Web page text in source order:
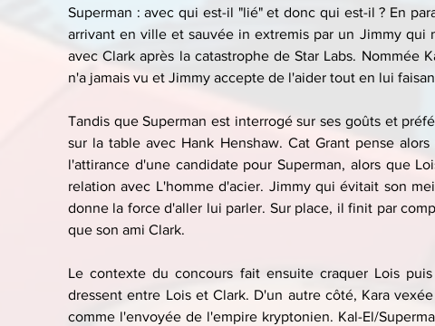
Superman : avec qui est-il "lié" et donc qui est-il ? En
arrivant en ville et sauvée in extremis par un Jimmy qui
avec Clark après la catastrophe de Star Labs. Nommée
n'a jamais vu et Jimmy accepte de l'aider tout en lui
Tandis que Superman est interrogé sur ses goûts et
sur la table avec Hank Henshaw. Cat Grant pense
l'attirance d'une candidate pour Superman, alors que
relation avec L'homme d'acier. Jimmy qui évitait son
donne la force d'aller lui parler. Sur place, il finit par
que son ami Clark.
Le contexte du concours fait ensuite craquer Lois
dressent entre Lois et Clark. D'un autre côté, Kara
comme l'envoyée de l'empire kryptonien. Kal-El/